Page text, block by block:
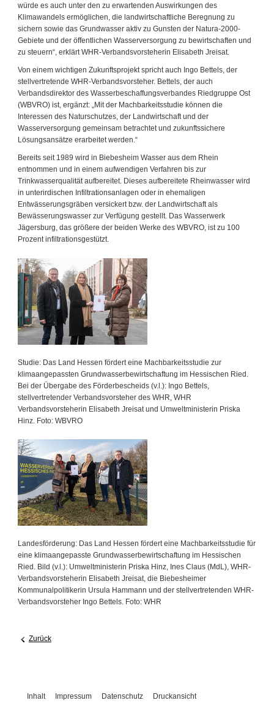
würde es auch unter den zu erwartenden Auswirkungen des
Klimawandels ermöglichen, die landwirtschaftliche Beregnung zu
sichern sowie das Grundwasser aktiv zu Gunsten der Natura-2000-
Gebiete und der öffentlichen Wasserversorgung zu bewirtschaften und
zu steuern“, erklärt WHR-Verbandsvorsteherin Elisabeth Jreisat.
Von einem wichtigen Zukunftsprojekt spricht auch Ingo Bettels, der
stellvertretende WHR-Verbandsvorsteher. Bettels, der auch
Verbandsdirektor des Wasserbeschaffungsverbandes Riedgruppe Ost
(WBVRO) ist, ergänzt: „Mit der Machbarkeitsstudie können die
Interessen des Naturschutzes, der Landwirtschaft und der
Wasserversorgung gemeinsam betrachtet und zukunftssichere
Lösungsansätze erarbeitet werden.“
Bereits seit 1989 wird in Biebesheim Wasser aus dem Rhein
entnommen und in einem aufwendigen Verfahren bis zur
Trinkwasserqualität aufbereitet. Dieses aufbereitete Rheinwasser wird
in unterirdischen Infiltrationsanlagen oder in ehemaligen
Entwässerungsgräben versickert bzw. der Landwirtschaft als
Bewässerungswasser zur Verfügung gestellt. Das Wasserwerk
Jägersburg, das größere der beiden Werke des WBVRO, ist zu 100
Prozent infiltrationsgestützt.
Studie: Das Land Hessen fördert eine Machbarkeitsstudie zur
klimaangepassten Grundwasserbewirtschaftung im Hessischen Ried.
Bei der Übergabe des Förderbescheids (v.l.): Ingo Bettels,
stellvertretender Verbandsvorsteher des WHR, WHR
Verbandsvorsteherin Elisabeth Jreisat und Umweltministerin Priska
Hinz. Foto: WBVRO
Landesförderung: Das Land Hessen fördert eine Machbarkeitsstudie für
eine klimaangepasste Grundwasserbewirtschaftung im Hessischen
Ried. Bild (v.l.): Umweltministerin Priska Hinz, Ines Claus (MdL), WHR-
Verbandsvorsteherin Elisabeth Jreisat, die Biebesheimer
Kommunalpolitikerin Ursula Hammann und der stellvertretenden WHR-
Verbandsvorsteher Ingo Bettels. Foto: WHR
Zurück
Inhalt Impressum Datenschutz Druckansicht